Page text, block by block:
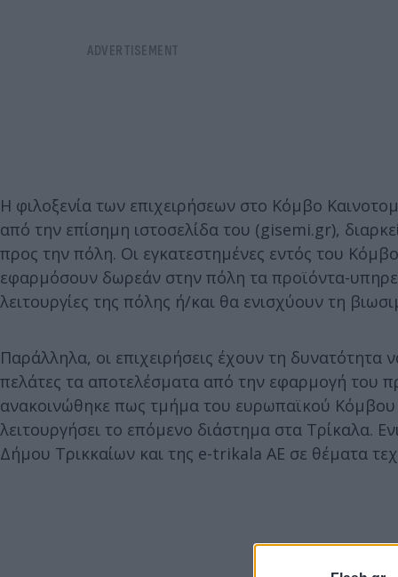
Η φιλοξενία των επιχειρήσεων στο Κόμβο
από την επίσημη ιστοσελίδα του (gisemi.gr),
προς την πόλη. Οι εγκατεστημένες εντός του
εφαρμόσουν δωρεάν στην πόλη τα προϊόντα-
λειτουργίες της πόλης ή/και θα ενισχύουν τη
Παράλληλα, οι επιχειρήσεις έχουν τη δυνατότητα
πελάτες τα αποτελέσματα από την εφαρμογή του
ανακοινώθηκε πως τμήμα του ευρωπαϊκού Κόμβου
λειτουργήσει το επόμενο διάστημα στα Τρίκαλα.
Δήμου Τρικκαίων και της e-trikala ΑΕ σε θέματα